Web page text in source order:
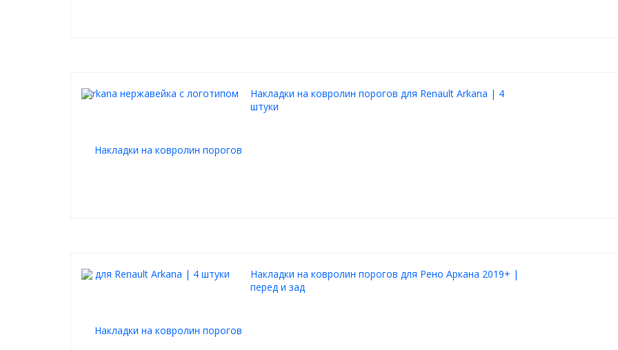
Накладки на ковролин порогов для Renault Arkana | 4
штуки
Накладки на ковролин порогов для Рено Аркана 2019+ |
перед и зад